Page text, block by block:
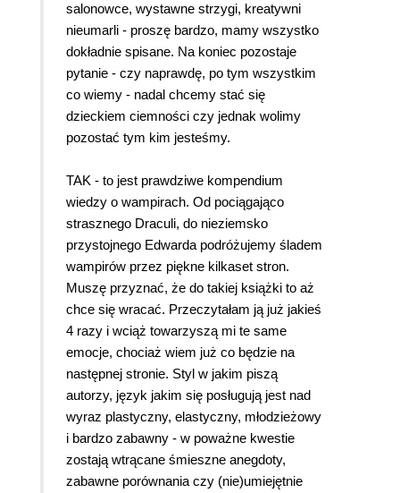
bardzo klimatyczne i pasujące do wampirów -
chociażby numery stron ociekające krwią.
Najbardziej w mój gust wpasowały się ramki z
ciekawostkami, które zostały podzielone na trzy
rodzaje, czyli krwintensencja (terminologia
związana z wampirami), groza ekranu (filmy o
wampirach, z którymi warto się zapoznać) oraz
opowieści ludowe, literatura). Chyba nie muszę
mówić, że moją ulubioną kategorią był właśnie
mroczny folklor? Najbardziej za serce ujął mnie
jednak zupełnie inny fakt. Mianowicie to, że
czytając, wiedziałam doskonale, o czym mowa.
Mam problem z zapamiętaniem choćby
najważniejszych cytatów, ale wampirze filmy
oglądałam setki razy, więc znam je prawie na
pamięć. Pierwszy raz towarzyszyło mi coś
takiego, że znałam kultowe dla kogoś słowa i
potrafiłam przytoczyć nawet ich kontekst. Jednym
minusem książki jest to, że przez pierwsze strony
była mowa tylko o tym, co będzie przedstawione
w następnych i następnych rozdziałach, a autorzy
przez znaczą część streszczali lub przytaczali
salonowce, wystawne strzygi, kreatywni
nieumarli - proszę bardzo, mamy wszystko
dokładnie spisane. Na koniec pozostaje
pytanie - czy naprawdę, po tym wszystkim
co wiemy - nadal chcemy stać się
dzieckiem ciemności czy jednak wolimy
pozostać tym kim jesteśmy.
TAK - to jest prawdziwe kompendium
wiedzy o wampirach. Od pociągająco
strasznego Draculi, do nieziemsko
przystojnego Edwarda podróżujemy śladem
wampirów przez piękne kilkaset stron.
Muszę przyznać, że do takiej książki to aż
chce się wracać. Przeczytałam ją już jakieś
4 razy i wciąż towarzyszą mi te same
emocje, chociaż wiem już co będzie na
następnej stronie. Styl w jakim piszą
autorzy, język jakim się posługują jest nad
wyraz plastyczny, elastyczny, młodzieżowy
i bardzo zabawny - w poważne kwestie
zostają wtrącane śmieszne anegdoty,
zabawne porównania czy (nie)umiejętnie